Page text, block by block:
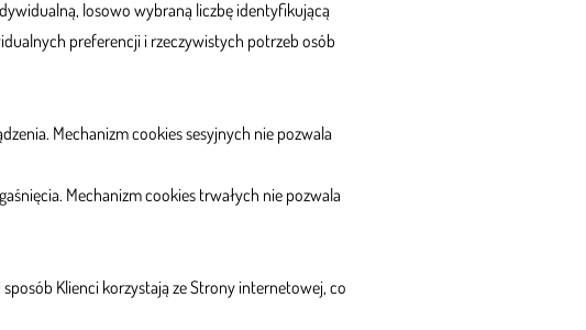
losowo wybraną liczbę identyfikującą
preferencji i rzeczywistych potrzeb osób
Mechanizm cookies sesyjnych nie pozwala
Mechanizm cookies trwałych nie pozwala
Klienci korzystają ze Strony internetowej, co